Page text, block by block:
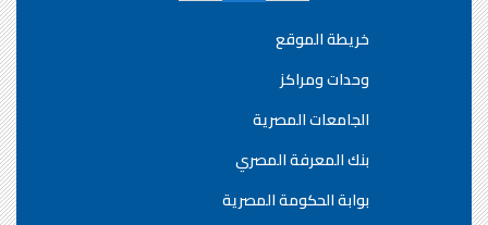
خريطة الموقع
وحدات ومراكز
الجامعات المصرية
بنك المعرفة المصري
بوابة الحكومة المصرية